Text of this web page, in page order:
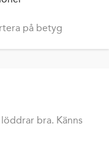
på betyg
bra. Känns